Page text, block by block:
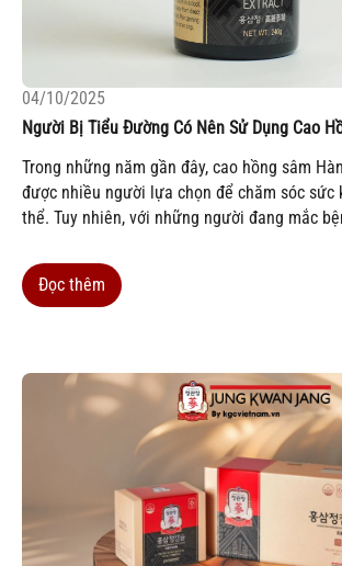
04/10/2025
Người Bị Tiểu Đường Có Nên Sử Dụng Cao
Trong những năm gần đây, cao hồng sâm
được nhiều người lựa chọn để chăm sóc sức
thể. Tuy nhiên, với những người đang mắc
cao hồng sâm...
Đọc thêm